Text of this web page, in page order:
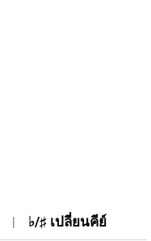
♭/♯ เปลี่ยนคีย์